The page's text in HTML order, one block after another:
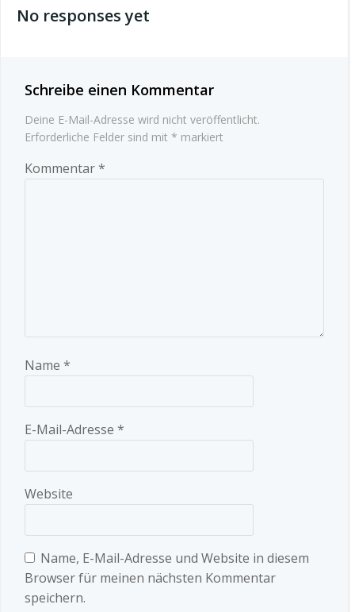
No responses yet
Schreibe einen Kommentar
Deine E-Mail-Adresse wird nicht veröffentlicht.
Erforderliche Felder sind mit * markiert
Kommentar*
Name *
E-Mail-Adresse *
Website
Name, E-Mail-Adresse und Website in diesem
Browser für meinen nächsten Kommentar
speichern.